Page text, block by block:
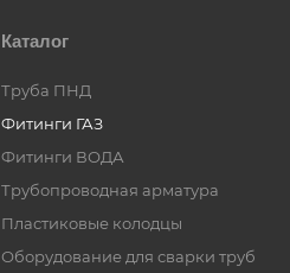
Каталог
Труба ПНД
Фитинги ГАЗ
Фитинги ВОДА
Трубопроводная арматура
Пластиковые колодцы
Оборудование для сварки труб